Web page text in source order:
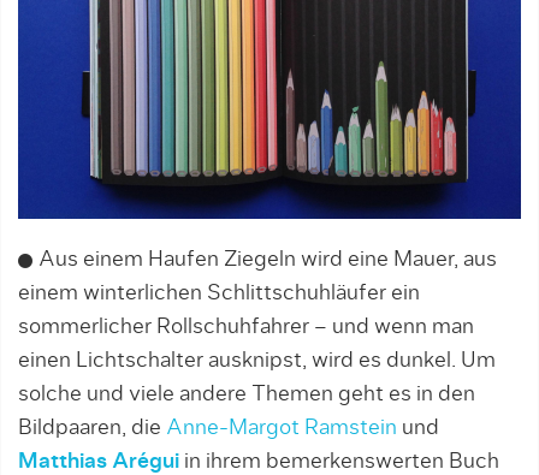
Aus einem Haufen Ziegeln wird eine Mauer, aus
einem winterlichen Schlittschuhläufer ein
sommerlicher Rollschuhfahrer – und wenn man
einen Lichtschalter ausknipst, wird es dunkel. Um
solche und viele andere Themen geht es in den
Bildpaaren, die Anne-Margot Ramstein und
Matthias Arégui in ihrem bemerkenswerten Buch